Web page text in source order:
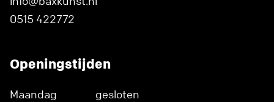
0515 422772
Openingstijden
Maandag
gesloten